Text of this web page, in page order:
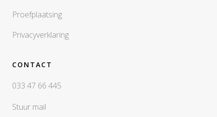
Proefplaatsing
Privacyverklaring
CONTACT
033 47 66 445
Stuur mail